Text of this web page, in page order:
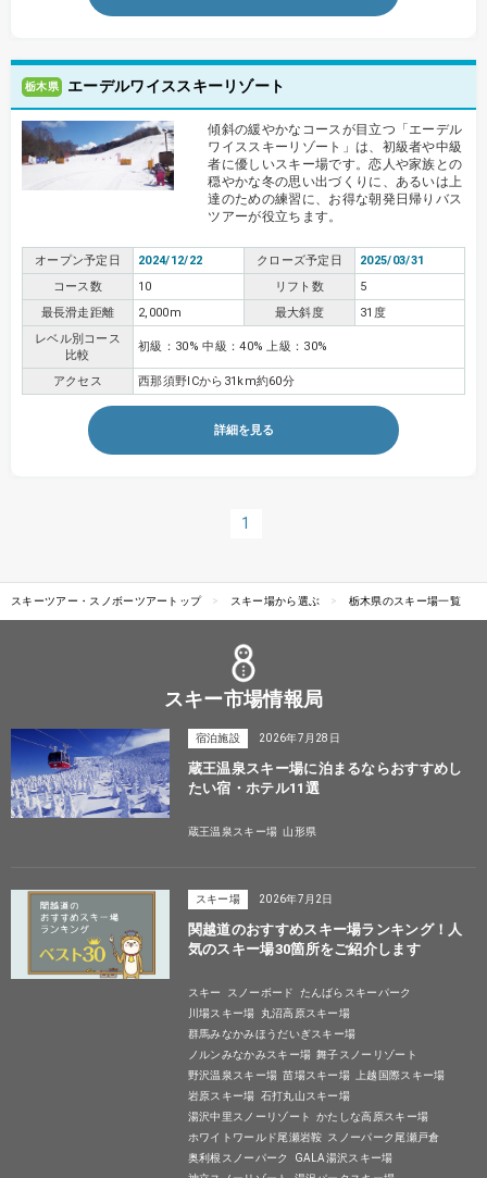
栃木県 エーデルワイススキーリゾート
傾斜の緩やかなコースが目立つ「エーデル
ワイススキーリゾート」は、初級者や中級
者に優しいスキー場です。恋人や家族との
穏やかな冬の思い出づくりに、あるいは上
達のための練習に、お得な朝発日帰りバス
ツアーが役立ちます。
オープン予定日 2024/12/22 クローズ予定日
2025/03/31
コース数
10 リフト数
5
最長滑走距離
2,000m 最大斜度
31度
レベル別コース
比較
初級：30% 中級：40% 上級：30%
アクセス 西那須野ICから31km約60分
詳細を見る
1
スキーツアー・スノボーツアートップ スキー場から選ぶ 栃木県のスキー場一覧
スキー市場情報局
宿泊施設 2026年7月28日
蔵王温泉スキー場に泊まるならおすすめし
たい宿・ホテル11選
蔵王温泉スキー場 山形県
スキー場 2026年7月2日
関越道のおすすめスキー場ランキング！人
気のスキー場30箇所をご紹介します
スキー スノーボード
たんばらスキーパーク
川場スキー場
丸沼高原スキー場
群馬みなかみほうだいぎスキー場
ノルンみなかみスキー場 舞子スノーリゾート
野沢温泉スキー場 苗場スキー場
上越国際スキー場
岩原スキー場 石打丸山スキー場
湯沢中里スノーリゾート
かたしな高原スキー場
ホワイトワールド尾瀬岩鞍 スノーパーク尾瀬戸倉
奥利根スノーパーク
GALA湯沢スキー場